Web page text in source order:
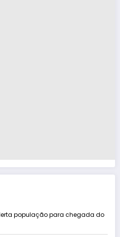
população para chegada do